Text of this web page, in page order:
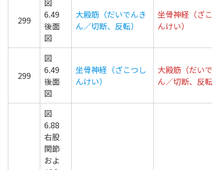
299
図
6.49
後面
図
大殿筋（だいでんき
ん／切断、反転）
坐骨神経（ざこ
んけい）
299
図
6.49
後面
図
坐骨神経（ざこつし
んけい）
大殿筋（だいで
ん／切断、反転）
図
6.88
右股
関節
およ